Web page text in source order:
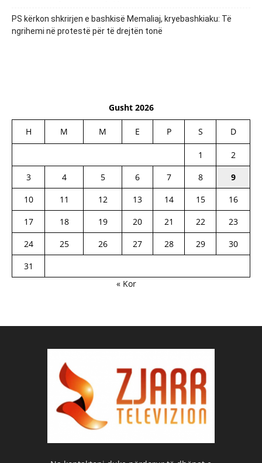
PS kërkon shkrirjen e bashkisë Memaliaj, kryebashkiaku: Të
ngrihemi në protestë për të drejtën tonë
Gusht 2026
H M M E P S D
1
2
3
4 5 6 7 8
9
10
11 12 13 14 15
16
17
18 19 20 21 22
23
24
25 26 27 28 29
30
31
« Kor